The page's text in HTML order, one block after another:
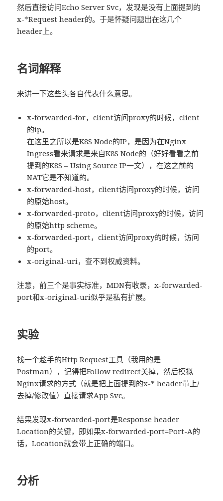
然后直接访问Echo Server Svc，发现是没有上面提到的
x-*Request header的。于是怀疑问题出在这几个
header上。
名词解释
来讲一下这些头各自代表什么意思。
x-forwarded-for，client访问proxy的时候，client
的ip。
在这里之所以是K8S Node的IP，是因为在Nginx
Ingress看来请求是来自K8S Node的（好好看看之前
提到的K8S – Using Source IP一文），在这之前的
NAT它是不知道的。
x-forwarded-host，client访问proxy的时候，访问
的原始host。
x-forwarded-proto，client访问proxy的时候，访问
的原始http scheme。
x-forwarded-port，client访问proxy的时候，访问
的port。
x-original-uri，查不到权威资料。
注意，前三个是事实标准，MDN有收录，x-forwarded-
port和x-original-uri似乎是私有扩展。
实验
找一个趁手的Http Request工具（我用的是
Postman），记得把Follow redirect关掉，然后模拟
Nginx请求的方式（就是把上面提到的x-* header带上/
去掉/修改值）直接请求App Svc。
结果发现x-forwarded-port是Response header
Location的关键，即如果x-forwarded-port=Port-A的
话，Location就会带上正确的端口。
分析